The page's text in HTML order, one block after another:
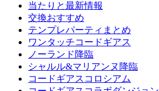
当たりと最新情報
交換おすすめ
テンプレパーティまとめ
ワンタッチコードギアス
ノーランド降臨
シャルル&マリアンヌ降臨
コードギアスコロシアム